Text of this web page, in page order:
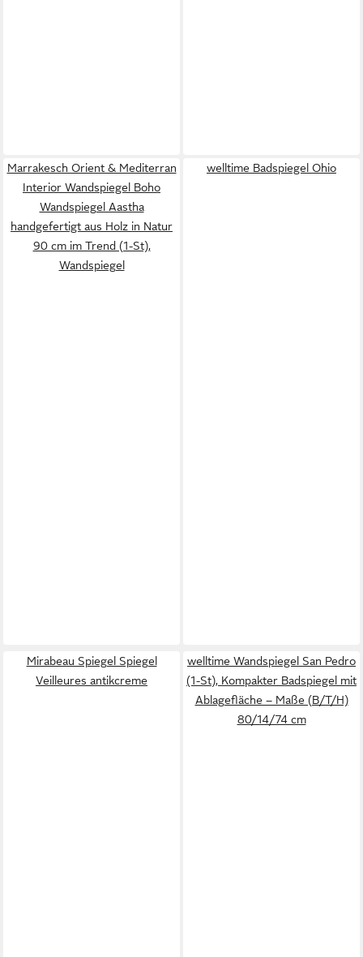
Marrakesch Orient & Mediterran
Interior Wandspiegel Boho
Wandspiegel Aastha
handgefertigt aus Holz in Natur
90 cm im Trend (1-St),
Wandspiegel
welltime Badspiegel Ohio
Mirabeau Spiegel Spiegel
Veilleures antikcreme
welltime Wandspiegel San Pedro
(1-St), Kompakter Badspiegel mit
Ablagefläche – Maße (B/T/H)
80/14/74 cm